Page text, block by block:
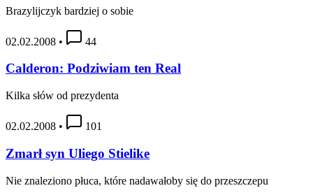
Brazylijczyk bardziej o sobie
02.02.2008 • 44
Calderon: Podziwiam ten Real
Kilka słów od prezydenta
02.02.2008 • 101
Zmarł syn Uliego Stielike
Nie znaleziono płuca, które nadawałoby się do przeszczepu